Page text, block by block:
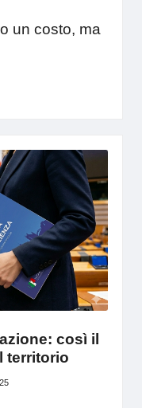
un costo, ma
così il
territorio